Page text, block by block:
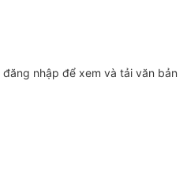
đăng nhập để xem và tải văn bản